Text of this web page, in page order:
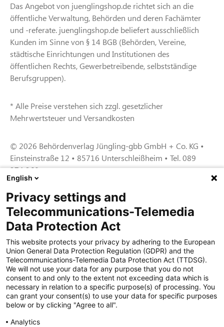
Das Angebot von juenglingshop.de richtet sich an die
öffentliche Verwaltung, Behörden und deren Fachämter
und -referate. juenglingshop.de beliefert ausschließlich
Kunden im Sinne von § 14 BGB (Behörden, Vereine,
städtische Einrichtungen und Institutionen des
öffentlichen Rechts, Gewerbetreibende, selbstständige
Berufsgruppen).
* Alle Preise verstehen sich zzgl. gesetzlicher
Mehrwertsteuer und Versandkosten
© 2026 Behördenverlag Jüngling-gbb GmbH + Co. KG •
Einsteinstraße 12 • 85716 Unterschleißheim • Tel. 089
374 360
Zertifiziert für das Sicherheitsmanagem
entsystem unter TU4® durch TÜViT Essen
Zertifiziert für das QM-System nach DIN EN
ISO 9001: 2015, Reg.-Nr. 44 100 091350
durch TÜV NORD CERT
Zertifiziert für Sicherheits- und
English
Privacy settings and
Telecommunications-Telemedia
Data Protection Act
This website protects your privacy by adhering to the European
Union General Data Protection Regulation (GDPR) and the
Telecommunications-Telemedia Data Protection Act (TTDSG).
We will not use your data for any purpose that you do not
consent to and only to the extent not exceeding data which is
necessary in relation to a specific purpose(s) of processing. You
can grant your consent(s) to use your data for specific purposes
below or by clicking "Agree to all".
Analytics